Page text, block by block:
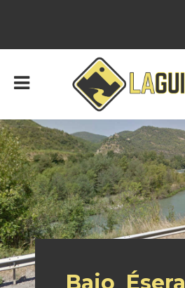
Bajo Ésera